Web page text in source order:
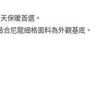
保暖首選。
尼龍細格面料為外觀基底。